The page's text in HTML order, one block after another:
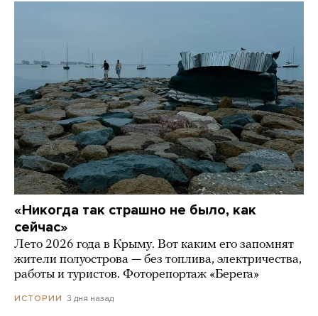
«Никогда так страшно не было, как
сейчас»
Лето 2026 года в Крыму. Вот каким его запомнят
жители полуострова — без топлива, электричества,
работы и туристов. Фоторепортаж «Берега»
ИСТОРИИ 3 дня назад